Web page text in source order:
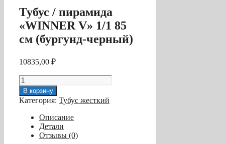
Тубус / пирамида
«WINNER V» 1/1 85
см (бургунд-черный)
10835,00 ₽
Количество
товара
Тубус
/
пирамида
«WINNER
В корзину
Категория: Тубус жесткий
Описание
Детали
Отзывы (0)